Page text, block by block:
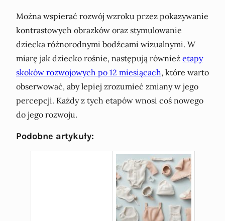
Można wspierać rozwój wzroku przez pokazywanie
kontrastowych obrazków oraz stymulowanie
dziecka różnorodnymi bodźcami wizualnymi. W
miarę jak dziecko rośnie, następują również etapy
skoków rozwojowych po 12 miesiącach, które warto
obserwować, aby lepiej zrozumieć zmiany w jego
percepcji. Każdy z tych etapów wnosi coś nowego
do jego rozwoju.
Podobne artykuły: